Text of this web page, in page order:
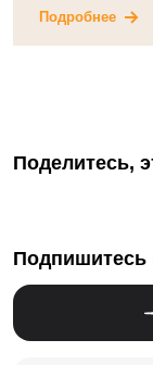
Подробнее
Поделитесь,
Подпишитесь